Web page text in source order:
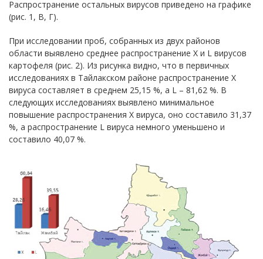
Распространение остальных вирусов приведено на графике
(рис. 1, В, Г).
При исследовании проб, собранных из двух районов
области выявлено среднее распространение Х и L вирусов
картофеля (рис. 2). Из рисунка видно, что в первичных
исследованиях в Тайлакском районе распространение Х
вируса составляет в среднем 25,15 %, а L – 81,62 %. В
следующих исследованиях выявлено минимальное
повышение распространения Х вируса, оно составило 31,37
%, а распространение L вируса немного уменьшено и
составило 40,07 %.